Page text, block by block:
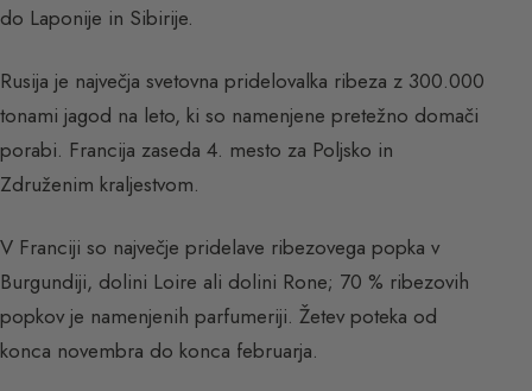
do Laponije in Sibirije.
Rusija je največja svetovna pridelovalka ribeza z 300.000
tonami jagod na leto, ki so namenjene pretežno domači
porabi. Francija zaseda 4. mesto za Poljsko in
Združenim kraljestvom.
V Franciji so največje pridelave ribezovega popka v
Burgundiji, dolini Loire ali dolini Rone; 70 % ribezovih
popkov je namenjenih parfumeriji. Žetev poteka od
konca novembra do konca februarja.